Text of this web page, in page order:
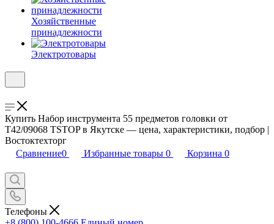
Хозяйственные
принадлежности
Электротовары
Купить Набор инструмента 55 предметов головки от
T42/09068 TSTOP в Якутске — цена, характеристики, подбор |
Востоктехторг
Сравнение0 Избранные товары 0 Корзина 0
Телефоны